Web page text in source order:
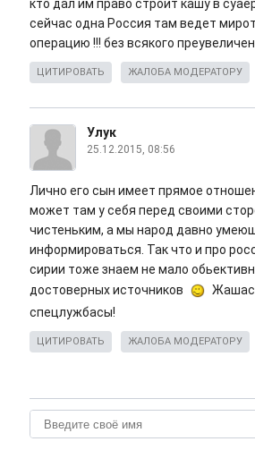
кто дал им право строит кашу в
сейчас одна Россия там ведет
операцию !!! без всякого
ЦИТИРОВАТЬ ЖАЛОБА МОДЕРАТОРУ
Улук
25.12.2015, 08:56
Лично его сын имеет прямое
может там у себя перед своими
чистеньким, а мы народ давно
информироваться. Так что и про
сирии тоже знаем не мало
достоверных источников
спецлужбасы!
ЦИТИРОВАТЬ ЖАЛОБА МОДЕРАТОРУ